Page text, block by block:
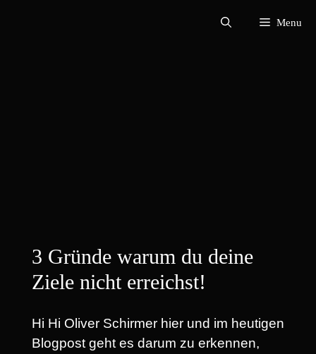
Menu
3 Gründe warum du deine
Ziele nicht erreichst!
Hi Hi Oliver Schirmer hier und im heutigen
Blogpost geht es darum zu erkennen,